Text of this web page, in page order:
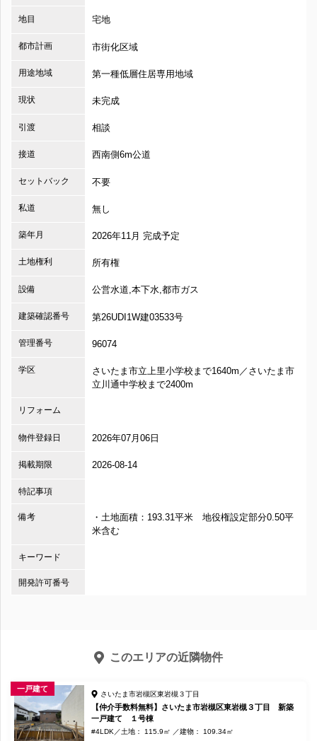
地目 宅地
都市計画 市街化区域
用途地域 第一種低層住居専用地域
現状 未完成
引渡 相談
接道 西南側6m公道
セットバック 不要
私道 無し
築年月 2026年11月 完成予定
土地権利 所有権
設備 公営水道,本下水,都市ガス
建築確認番号 第26UDI1W建03533号
管理番号 96074
学区
さいたま市立上里小学校まで1640m／さいたま市
立川通中学校まで2400m
リフォーム
物件登録日 2026年07月06日
掲載期限 2026-08-14
特記事項
備考
・土地面積：193.31平米 地役権設定部分0.50平
米含む
キーワード
開発許可番号
このエリアの近隣物件
一戸建て
さいたま市岩槻区東岩槻３丁目
【仲介手数料無料】さいたま市岩槻区東岩槻３丁目 新築
一戸建て １号棟
#4LDK 土地： 115.9㎡ 建物： 109.34㎡